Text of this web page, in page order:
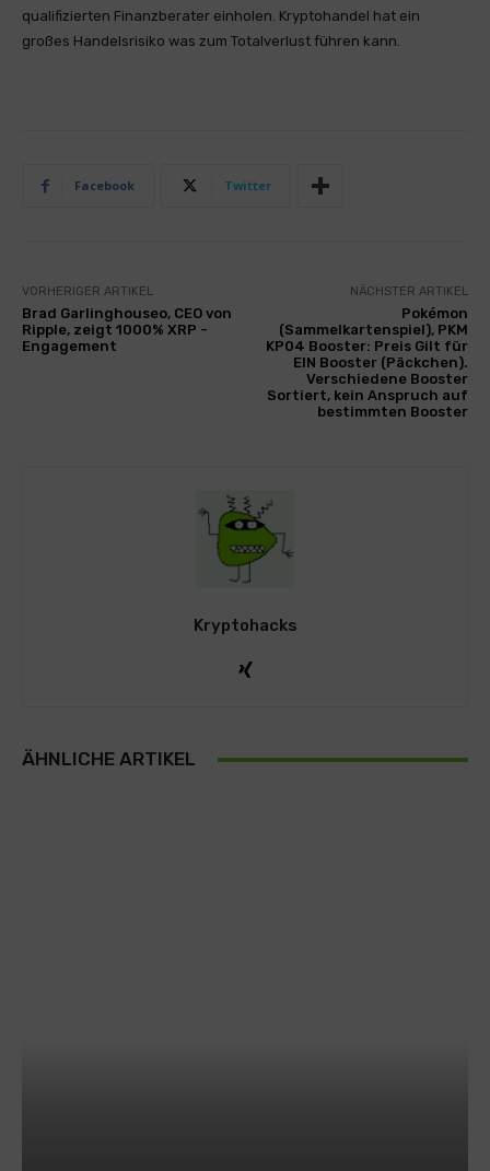
qualifizierten Finanzberater einholen. Kryptohandel hat ein
großes Handelsrisiko was zum Totalverlust führen kann.
Facebook Twitter
VORHERIGER ARTIKEL
Brad Garlinghouseo, CEO von
Ripple, zeigt 1000% XRP -
Engagement
NÄCHSTER ARTIKEL
Pokémon
(Sammelkartenspiel), PKM
KP04 Booster: Preis Gilt für
EIN Booster (Päckchen).
Verschiedene Booster
Sortiert, kein Anspruch auf
bestimmten Booster
Kryptohacks
ÄHNLICHE ARTIKEL